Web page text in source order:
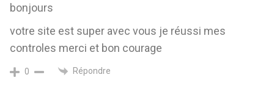
bonjours
votre site est super avec vous je réussi mes
controles merci et bon courage
0 Répondre